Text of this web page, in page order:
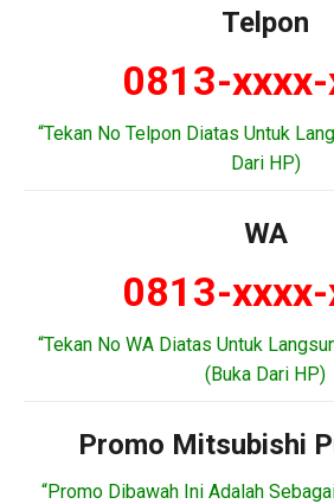
Telpon
0813-
“Tekan No Telpon Diatas Untuk
Dari HP)
WA
0813-
“Tekan No WA Diatas Untuk
(Buka Dari HP)
Promo Mitsubishi
“Promo Dibawah Ini Adalah